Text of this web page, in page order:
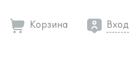
Корзина Вход